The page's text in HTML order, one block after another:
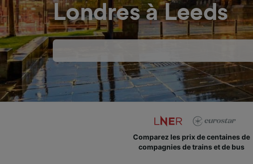
Londres à Leeds
Comparez les prix de centaines de
compagnies de trains et de bus